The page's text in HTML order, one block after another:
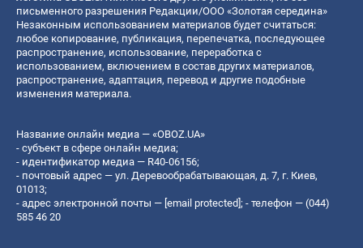
письменного разрешения Редакции/ООО «Золотая середина»
Незаконным использованием материалов будет считаться:
любое копирование, публикация, перепечатка, последующее
распространение, использование, переработка с
использованием, включением в состав других материалов,
распространение, адаптация, перевод и другие подобные
изменения материала.
Название онлайн медиа — «OBOZ.UA»
- субъект в сфере онлайн медиа;
- идентификатор медиа — R40-06156;
- почтовый адрес — ул. Деревообрабатывающая, д. 7, г. Киев,
01013;
- адрес электронной почты — [email protected]; - телефон — (044)
585 46 20